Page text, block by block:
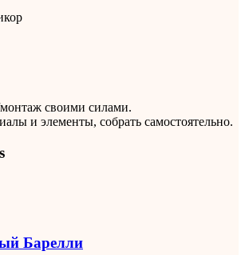
своими силами.
и элементы, собрать самостоятельно.
Барелли